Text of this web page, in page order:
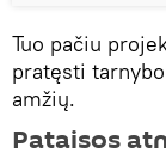
Tuo pačiu
pratęsti
amžių.
Pataisos